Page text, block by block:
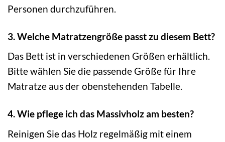
Personen durchzuführen.
3. Welche Matratzengröße passt zu diesem Bett?
Das Bett ist in verschiedenen Größen erhältlich.
Bitte wählen Sie die passende Größe für Ihre
Matratze aus der obenstehenden Tabelle.
4. Wie pflege ich das Massivholz am besten?
Reinigen Sie das Holz regelmäßig mit einem